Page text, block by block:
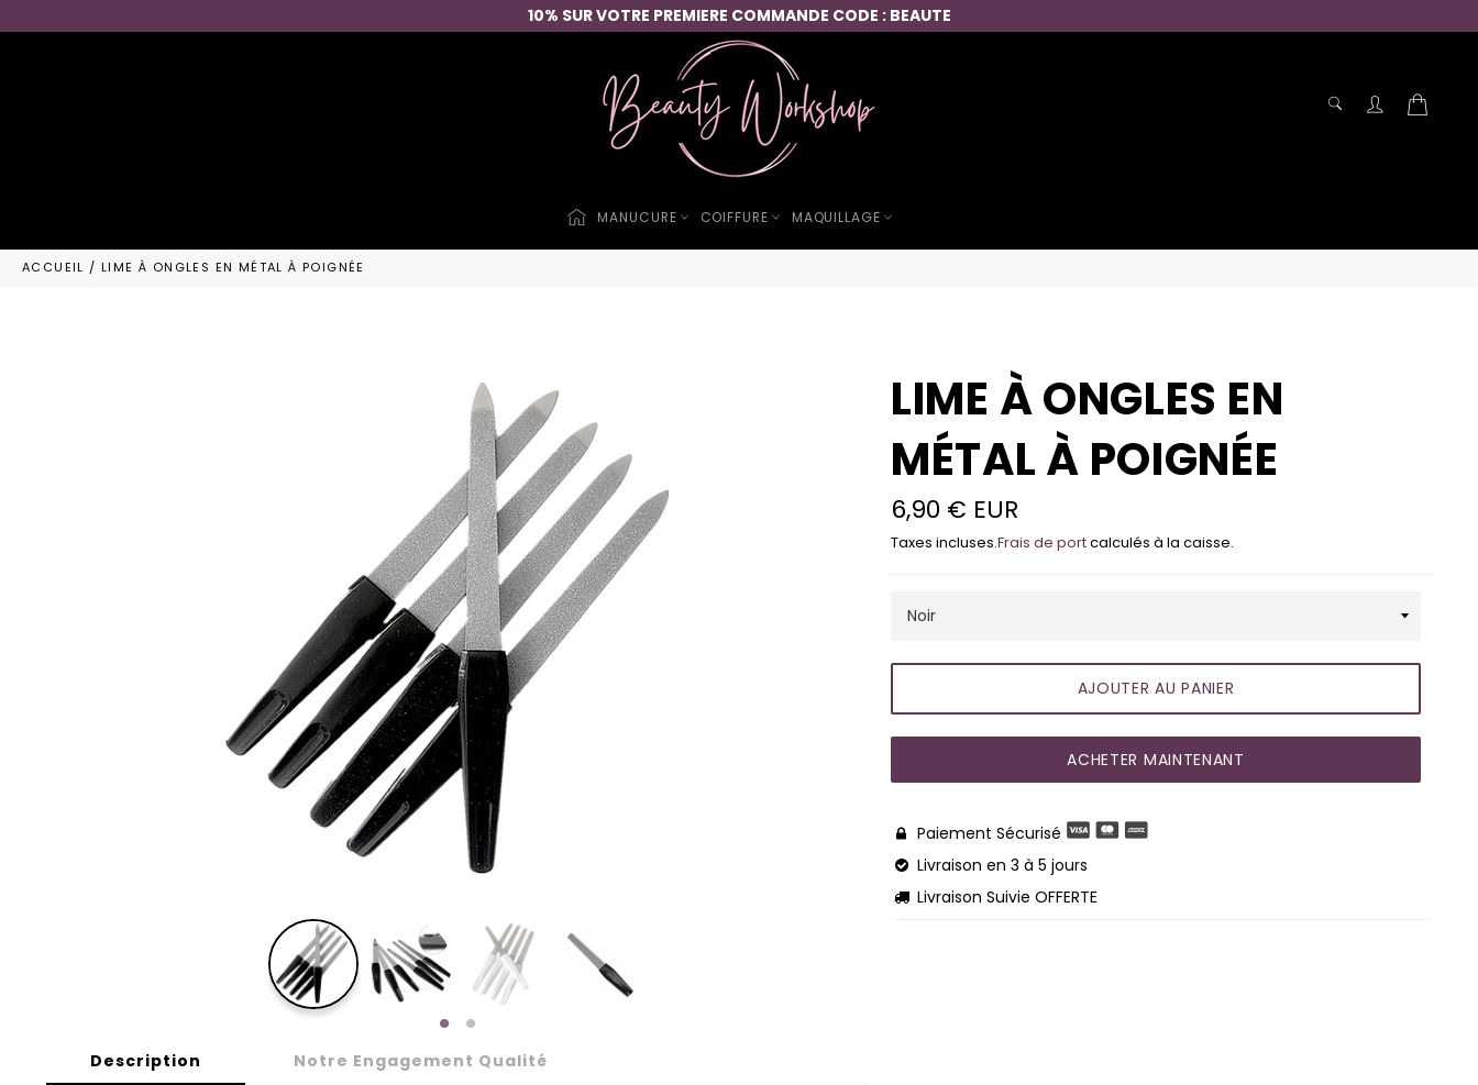
au
10% SUR VOTRE PREMIERE COMMANDE CODE : BEAUTE
RECHERCHE
Recherche
MANUCURE COIFFURE MAQUILLAGE
ACCUEIL /LIME À ONGLES EN MÉTAL À POIGNÉE
Description Notre Engagement Qualité
LIME À ONGLES EN
MÉTAL À POIGNÉE
Prix
régulier
6,90 € EUR
Taxes incluses.Frais de portcalculés à la caisse.
AJOUTER AU PANIER
ACHETER MAINTENANT
 Paiement Sécurisé
 Livraison en 3 à 5 jours
 Livraison Suivie OFFERTE